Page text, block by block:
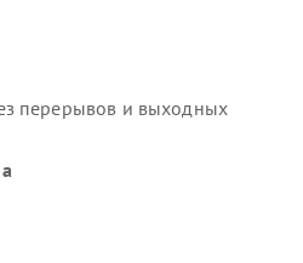
перерывов и выходных